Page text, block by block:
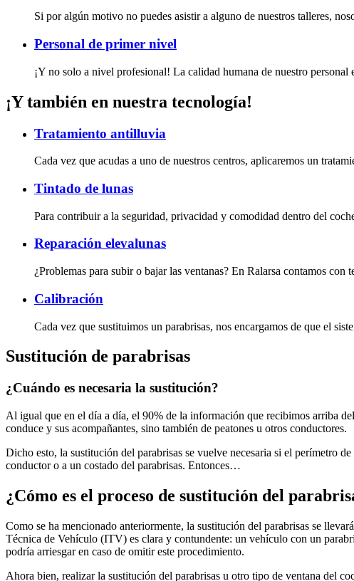
Si por algún motivo no puedes asistir a alguno de nuestros talleres,
Personal de primer nivel
¡Y no solo a nivel profesional! La calidad humana de nuestro personal
¡Y también en nuestra tecnología!
Tratamiento antilluvia
Cada vez que acudas a uno de nuestros centros, aplicaremos un
Tintado de lunas
Para contribuir a la seguridad, privacidad y comodidad dentro del
Reparación elevalunas
¿Problemas para subir o bajar las ventanas? En Ralarsa contamos
Calibración
Cada vez que sustituimos un parabrisas, nos encargamos de que el
Sustitución de parabrisas
¿Cuándo es necesaria la sustitución?
Al igual que en el día a día, el 90% de la información que recibimos arriba
conduce y sus acompañantes, sino también de peatones u otros conductores.
Dicho esto, la sustitución del parabrisas se vuelve necesaria si el perímetro
conductor o a un costado del parabrisas. Entonces…
¿Cómo es el proceso de sustitución del
Como se ha mencionado anteriormente, la sustitución del parabrisas se
Técnica de Vehículo (ITV) es clara y contundente: un vehículo con un
podría arriesgar en caso de omitir este procedimiento.
Ahora bien, realizar la sustitución del parabrisas u otro tipo de ventana del